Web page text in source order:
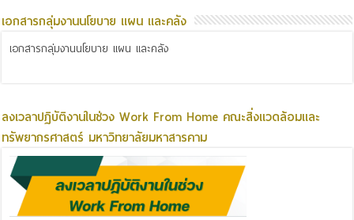
เอกสารกลุ่มงานนโยบาย แผน และคลัง
เอกสารกลุ่มงานนโยบาย แผน และคลัง
ลงเวลาปฏิบัติงานในช่วง Work From Home คณะสิ่งแวดล้อมและ
ทรัพยากรศาสตร์ มหาวิทยาลัยมหาสารคาม